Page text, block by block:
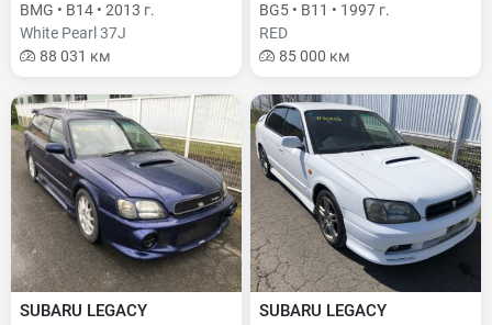
BMG • B14 • 2013 г.
White Pearl 37J
88 031 км
BG5 • B11 • 1997 г.
RED
85 000 км
SUBARU LEGACY SUBARU LEGACY